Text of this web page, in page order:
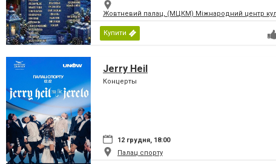
Жовтневий палац, (МЦКМ) Міжнародний центр
Купити
Jerry Heil
Концерты
12 грудня, 18:00
Палац спорту